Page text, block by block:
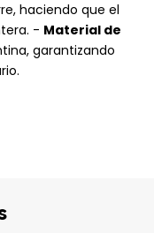
haciendo que el
- Material de
garantizando